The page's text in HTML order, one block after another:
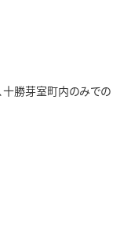
勝芽室町内のみでの